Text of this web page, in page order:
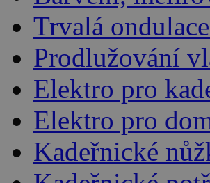
Trvalá
Prodlužování
Elektro pro
Elektro pro
Kadeřnické